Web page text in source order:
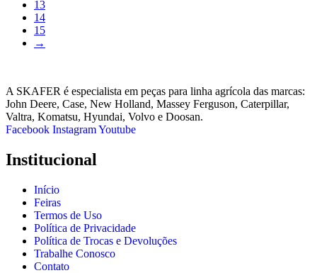
13
14
15
→
A SKAFER é especialista em peças para linha agrícola das marcas:
John Deere, Case, New Holland, Massey Ferguson, Caterpillar,
Valtra, Komatsu, Hyundai, Volvo e Doosan.
Facebook InstagramYoutube
Institucional
Início
Feiras
Termos de Uso
Política de Privacidade
Política de Trocas e Devoluções
Trabalhe Conosco
Contato